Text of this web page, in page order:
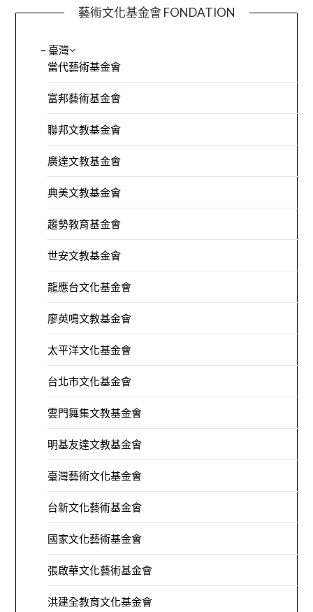
藝術文化基金會 FONDATION
– 臺灣
當代藝術基金會
富邦藝術基金會
聯邦文教基金會
廣達文教基金會
典美文教基金會
趨勢教育基金會
世安文教基金會
龍應台文化基金會
廖英鳴文教基金會
太平洋文化基金會
台北市文化基金會
雲門舞集文教基金會
明基友達文教基金會
臺灣藝術文化基金會
台新文化藝術基金會
國家文化藝術基金會
張啟華文化藝術基金會
洪建全教育文化基金會